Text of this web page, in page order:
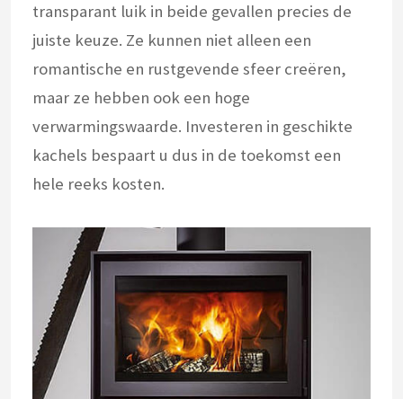
transparant luik in beide gevallen precies de
juiste keuze. Ze kunnen niet alleen een
romantische en rustgevende sfeer creëren,
maar ze hebben ook een hoge
verwarmingswaarde. Investeren in geschikte
kachels bespaart u dus in de toekomst een
hele reeks kosten.